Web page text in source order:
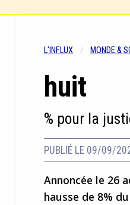
L'INFLUX MONDE &
huit
% pour la
PUBLIÉ LE 09/09/
Annoncée le 26
hausse de 8%